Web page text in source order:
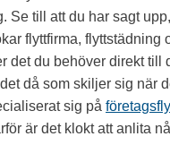
Se till att du har sagt
flyttfirma, flyttstädning
det du behöver direkt till
då som skiljer sig när
sig på
är det klokt att anlita